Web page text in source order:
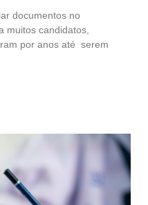
documentos no
muitos candidatos,
por anos até serem